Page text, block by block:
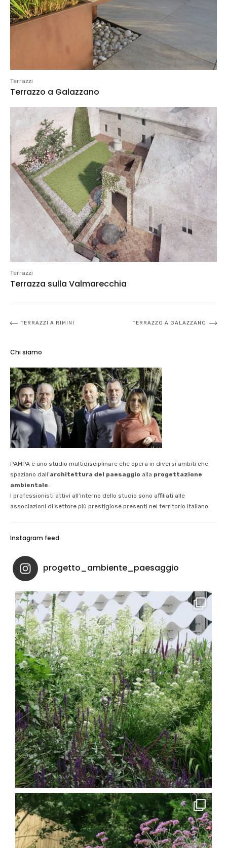
Terrazzi
Terrazzo a Galazzano
Terrazzi
Terrazza sulla Valmarecchia
Navigazione
articoli
TERRAZZI A RIMINI TERRAZZO A GALAZZANO
Chi siamo
PAMPA è uno studio multidisciplinare che opera in diversi ambiti che
spaziano dall’architettura del paesaggio alla progettazione
ambientale.
I professionisti attivi all’interno dello studio sono affiliati alle
associazioni di settore più prestigiose presenti nel territorio italiano.
Instagram feed
progetto_ambiente_paesaggio